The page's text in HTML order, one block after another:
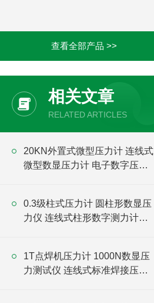
查看全部产品 >>
相关文章
RELATED ARTICLES
20KN外置式微型压力计 连线式
微型数显压力计 电子数字压力
0.3级柱式压力计 圆柱形数显压
力仪 连线式柱形数字测力计厂
1T点焊机压力计 1000N数显压
力测试仪 连线式标准焊接压力